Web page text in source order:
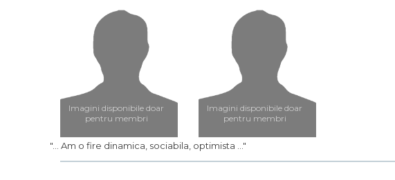
Imagini disponibile doar
pentru membri
Imagini disponibile doar
pentru membri
"... Am o fire dinamica, sociabila, optimista ..."